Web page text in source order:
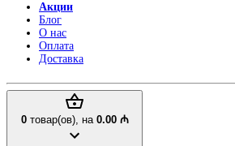
Акции
Блог
О нас
Оплата
Доставка
0товар(ов), на 0.00 ₼